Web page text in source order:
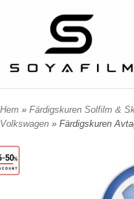
Hem » Färdigskuren Solfilm &
Volkswagen » Färdigskuren